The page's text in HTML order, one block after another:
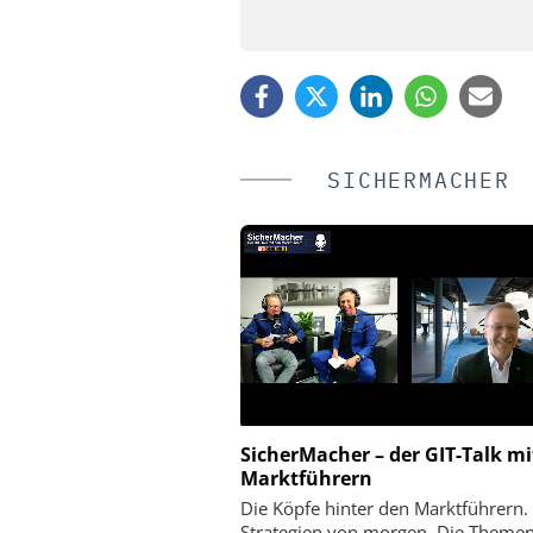
SICHERMACHER
SicherMacher – der GIT-Talk
Marktführern
Die Köpfe hinter den Marktführern.
mit IO-Link-Safety-Lösungen
Hannover Messe: Die letzten
SIEMENS AG SMART
Webinar: KRITIS